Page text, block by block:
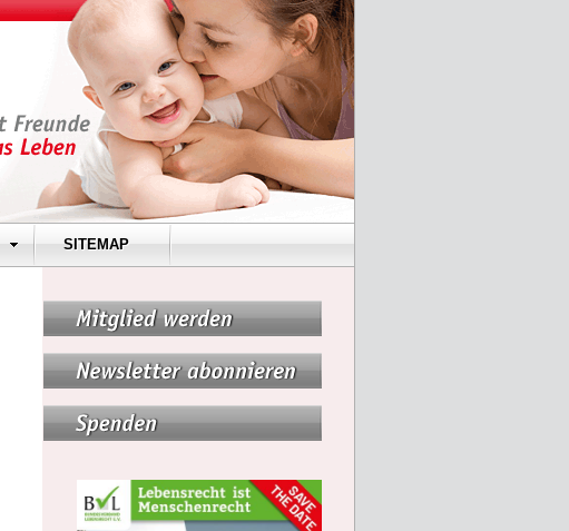
SITEMAP